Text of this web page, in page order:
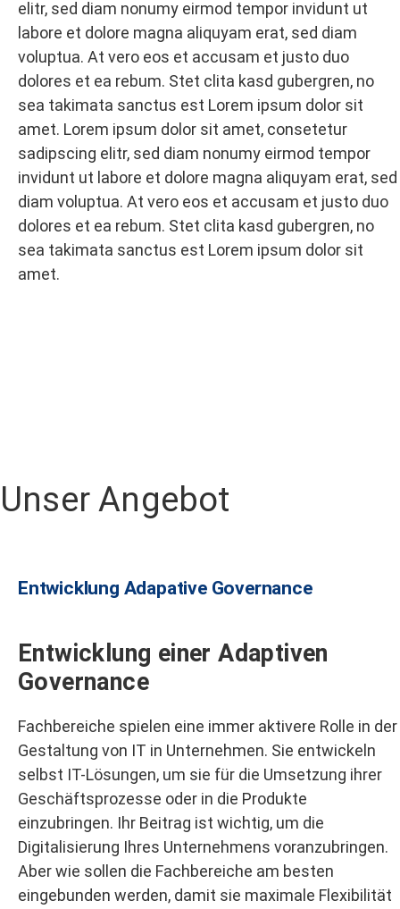
elitr, sed diam nonumy eirmod tempor invidunt ut
labore et dolore magna aliquyam erat, sed diam
voluptua. At vero eos et accusam et justo duo
dolores et ea rebum. Stet clita kasd gubergren, no
sea takimata sanctus est Lorem ipsum dolor sit
amet. Lorem ipsum dolor sit amet, consetetur
sadipscing elitr, sed diam nonumy eirmod tempor
invidunt ut labore et dolore magna aliquyam erat, sed
diam voluptua. At vero eos et accusam et justo duo
dolores et ea rebum. Stet clita kasd gubergren, no
sea takimata sanctus est Lorem ipsum dolor sit
amet.
Unser Angebot
Entwicklung Adapative Governance​
Entwicklung einer Adaptiven
Governance
Fachbereiche spielen eine immer aktivere Rolle in der
Gestaltung von IT in Unternehmen. Sie entwickeln
selbst IT-Lösungen, um sie für die Umsetzung ihrer
Geschäftsprozesse oder in die Produkte
einzubringen. Ihr Beitrag ist wichtig, um die
Digitalisierung Ihres Unternehmens voranzubringen.
Aber wie sollen die Fachbereiche am besten
eingebunden werden, damit sie maximale Flexibilität